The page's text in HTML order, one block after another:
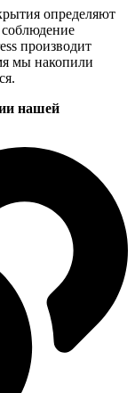
определяют
производит
мы накопили
нашей